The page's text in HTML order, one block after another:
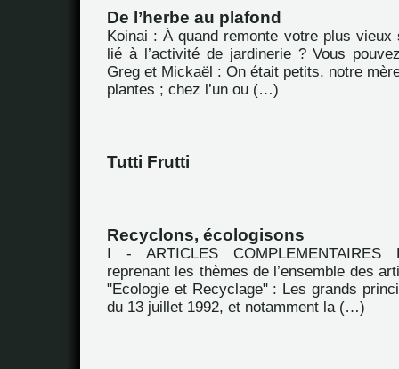
De l’herbe au plafond
Koinai : À quand remonte votre plus vieux
lié à l’activité de jardinerie ? Vous
Greg et Mickaël : On était petits, notre
plantes ; chez l’un ou (…)
Tutti Frutti
Recyclons, écologisons
I - ARTICLES COMPLEMENTAIRES
reprenant les thèmes de l’ensemble des
"Ecologie et Recyclage" : Les grands
du 13 juillet 1992, et notamment la (…)